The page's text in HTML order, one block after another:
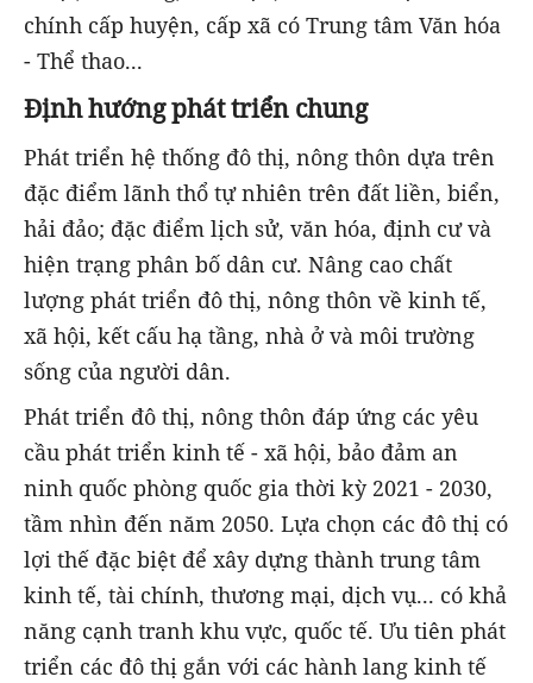
chính cấp huyện, cấp xã có Trung tâm Văn hóa
- Thể thao...
Định hướng phát triển chung
Phát triển hệ thống đô thị, nông thôn dựa trên
đặc điểm lãnh thổ tự nhiên trên đất liền, biển,
hải đảo; đặc điểm lịch sử, văn hóa, định cư và
hiện trạng phân bố dân cư. Nâng cao chất
lượng phát triển đô thị, nông thôn về kinh tế,
xã hội, kết cấu hạ tầng, nhà ở và môi trường
sống của người dân.
Phát triển đô thị, nông thôn đáp ứng các yêu
cầu phát triển kinh tế - xã hội, bảo đảm an
ninh quốc phòng quốc gia thời kỳ 2021 - 2030,
tầm nhìn đến năm 2050. Lựa chọn các đô thị có
lợi thế đặc biệt để xây dựng thành trung tâm
kinh tế, tài chính, thương mại, dịch vụ... có khả
năng cạnh tranh khu vực, quốc tế. Ưu tiên phát
triển các đô thị gắn với các hành lang kinh tế